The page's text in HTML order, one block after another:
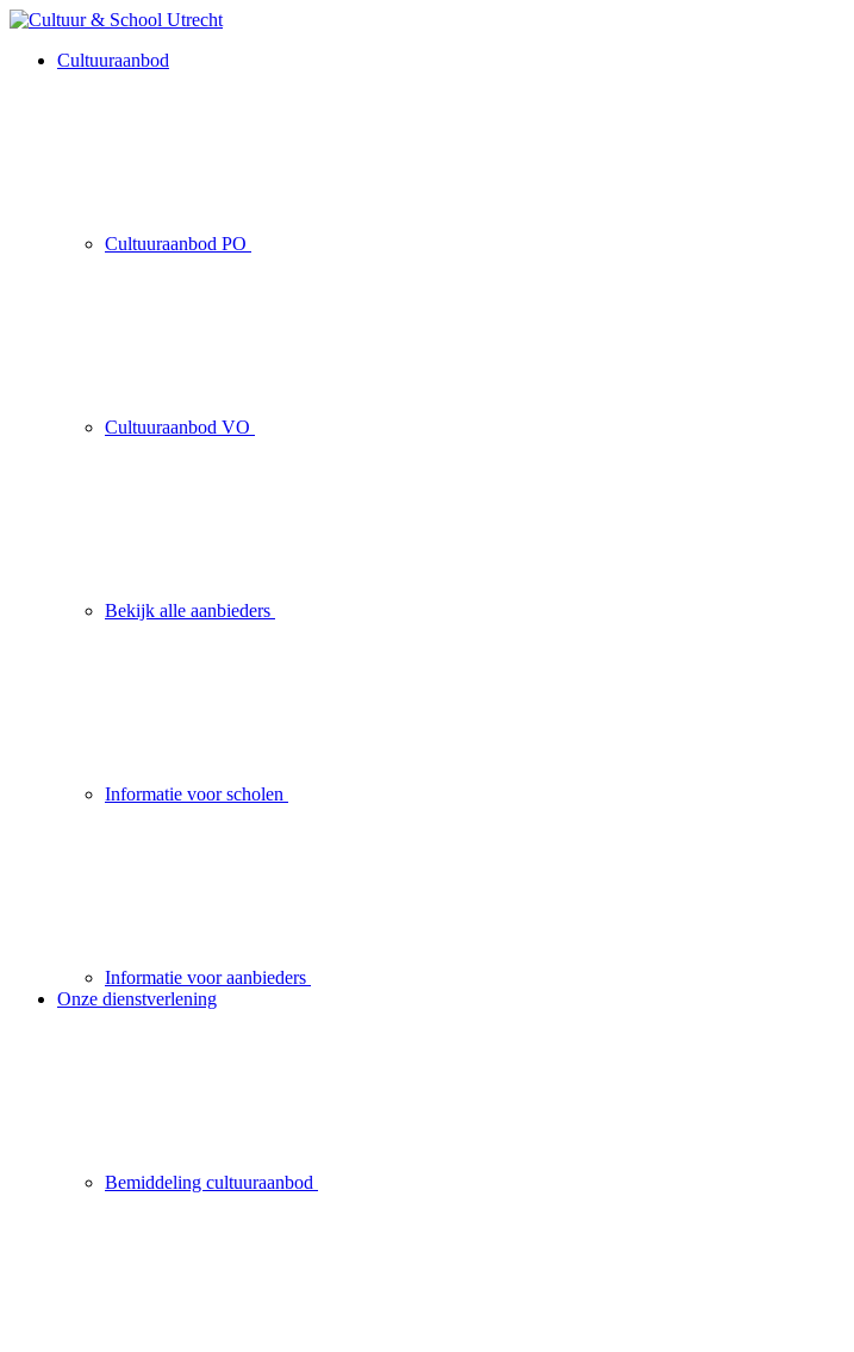
Cultuuraanbod
Cultuuraanbod PO
Cultuuraanbod VO
Bekijk alle aanbieders
Informatie voor scholen
Informatie voor aanbieders
Onze dienstverlening
Bemiddeling cultuuraanbod